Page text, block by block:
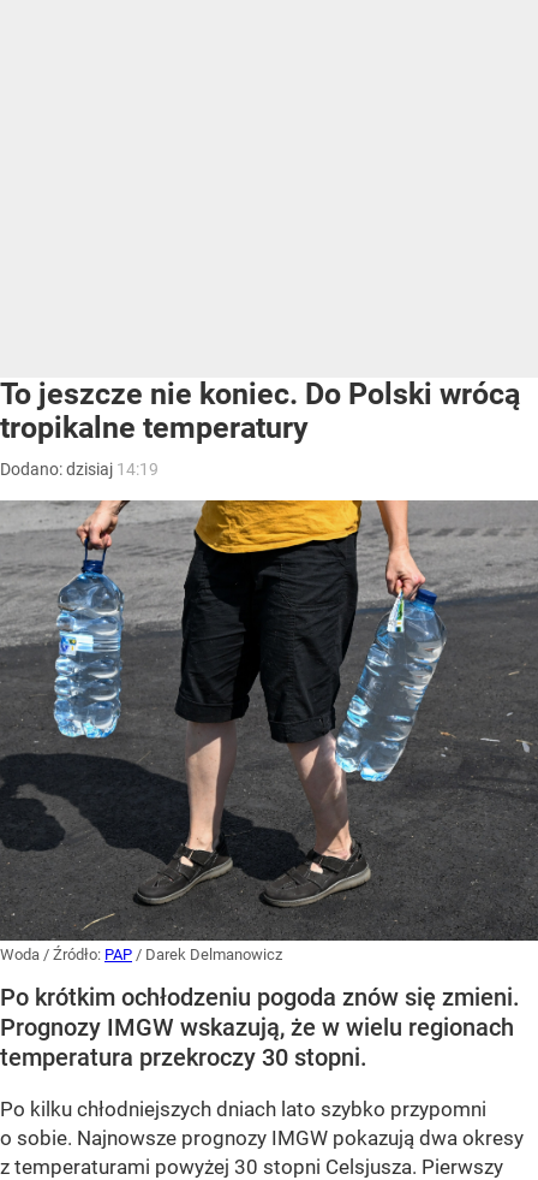
To jeszcze nie koniec. Do Polski wrócą
tropikalne temperatury
Dodano:dzisiaj 14:19
Woda / Źródło: PAP / Darek Delmanowicz
Po krótkim ochłodzeniu pogoda znów się zmieni.
Prognozy IMGW wskazują, że w wielu regionach
temperatura przekroczy 30 stopni.
Po kilku chłodniejszych dniach lato szybko przypomni
o sobie. Najnowsze prognozy IMGW pokazują dwa okresy
z temperaturami powyżej 30 stopni Celsjusza. Pierwszy